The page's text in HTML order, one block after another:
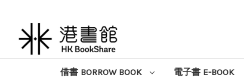
借書 BORROW BOOK 電子書 E-BOOK